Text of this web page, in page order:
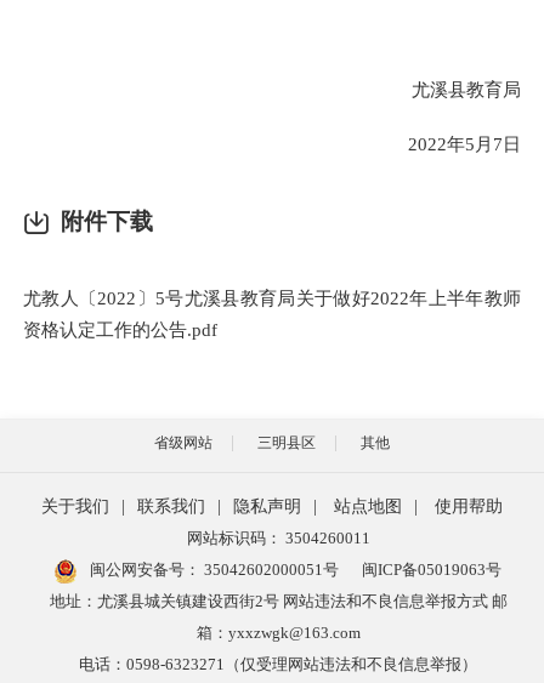
尤溪县教育局
2022年5月7日
附件下载
尤教人〔2022〕5号尤溪县教育局关于做好2022年上半年教师
资格认定工作的公告.pdf
省级网站 三明县区 其他
关于我们 联系我们 隐私声明 站点地图
使用帮助
网站标识码： 3504260011
闽公网安备号： 35042602000051号
闽ICP备05019063号
地址：尤溪县城关镇建设西街2号 网站违法和不良信息举报方式 邮
箱：yxxzwgk@163.com
电话：0598-6323271（仅受理网站违法和不良信息举报）